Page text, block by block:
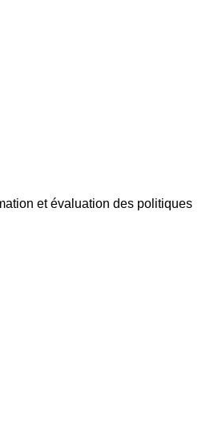
et évaluation des politiques